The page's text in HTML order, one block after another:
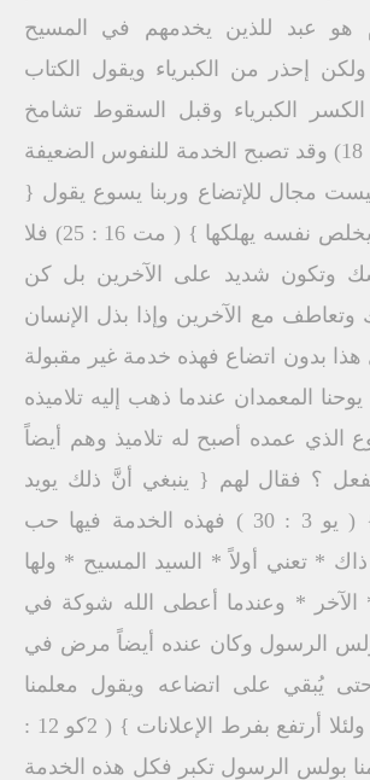
هو عبد للذين يخدمهم في المسيح
إحذر من الكبرياء ويقول الكتاب
الكبرياء وقبل السقوط تشامخ
الروح } ( أم 16 : 18) وقد تصبح الخدمة للنفوس الضعيفة
مجال للإتضاع وربنا يسوع يقول {
فإنَّ من أراد أن يخلص نفسه يهلكها } ( مت 16 : 25) فلا
وتكون شديد على الآخرين بل كن
مع الآخرين وإذا بذل الإنسان
بدون اتضاع فهذه خدمة غير مقبولة
المعمدان عندما ذهب إليه تلاميذه
الذي عمده أصبح له تلاميذ وهم أيضاً
؟ فقال لهم { ينبغي أنَّ ذلك يويد
وأني أنا أنقُص } ( يو 3 : 30 ) فهذه الخدمة فيها حب
* تعني أولاً * السيد المسيح * ولها
* وعندما أعطى الله شوكة في
بولس الرسول وكان عنده أيضاً مرض في
يُبقي على اتضاعه ويقول معلمنا
بولس الرسول { ولئلا أرتفع بفرط الإعلانات } ( 2كو 12 :
بولس الرسول تكبر فكل هذه الخدمة